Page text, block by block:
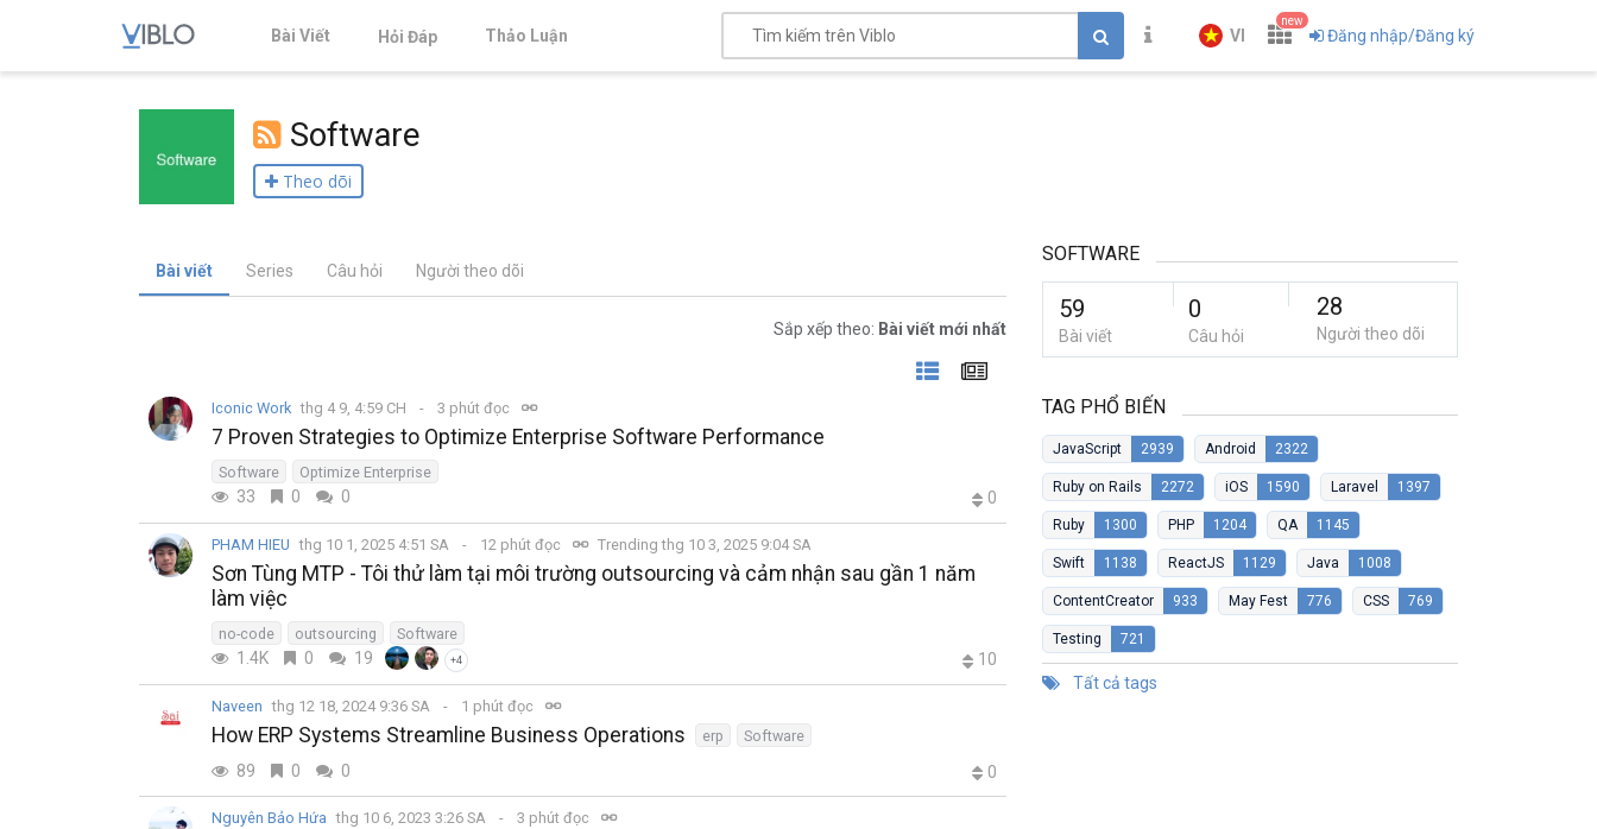
Bài Viết Hỏi Đáp Thảo Luận VI
new
Đăng nhập/Đăng ký
Software
Theo dõi
Bài viết Series Câu hỏi Người theo dõi
Sắp xếp theo: Bài viết mới nhất
Iconic Work thg 4 9, 4:59 CH 3 phút đọc
7 Proven Strategies to Optimize Enterprise Software Performance
Software Optimize Enterprise
33 0 0 0
PHAM HIEU thg 10 1, 2025 4:51 SA 12 phút đọc Trending thg 10 3, 2025 9:04 SA
Sơn Tùng MTP - Tôi thử làm tại môi trường outsourcing và cảm nhận sau gần 1 năm
làm việc
no-code outsourcing Software
1.4K 0 19 +4 10
Naveen thg 12 18, 2024 9:36 SA 1 phút đọc
How ERP Systems Streamline Business Operations erp Software
89 0 0 0
Nguyên Bảo Hứa thg 10 6, 2023 3:26 SA 3 phút đọc
SOFTWARE
59
Bài viết
0
Câu hỏi
28
Người theo dõi
TAG PHỔ BIẾN
JavaScript 2939 Android 2322
Ruby on Rails 2272 iOS 1590 Laravel 1397
Ruby 1300 PHP 1204 QA 1145
Swift 1138 ReactJS 1129 Java 1008
ContentCreator 933 May Fest 776 CSS 769
Testing 721
Tất cả tags